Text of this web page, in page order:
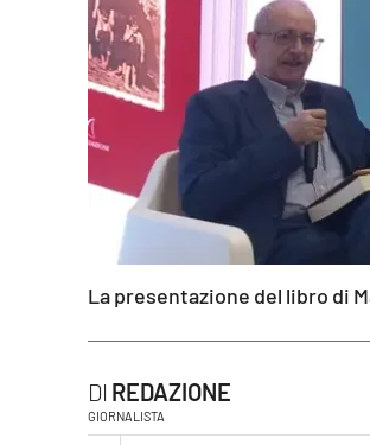
ilvibonese.it
La presentazione del libro di
REDAZIONE
GIORNALISTA